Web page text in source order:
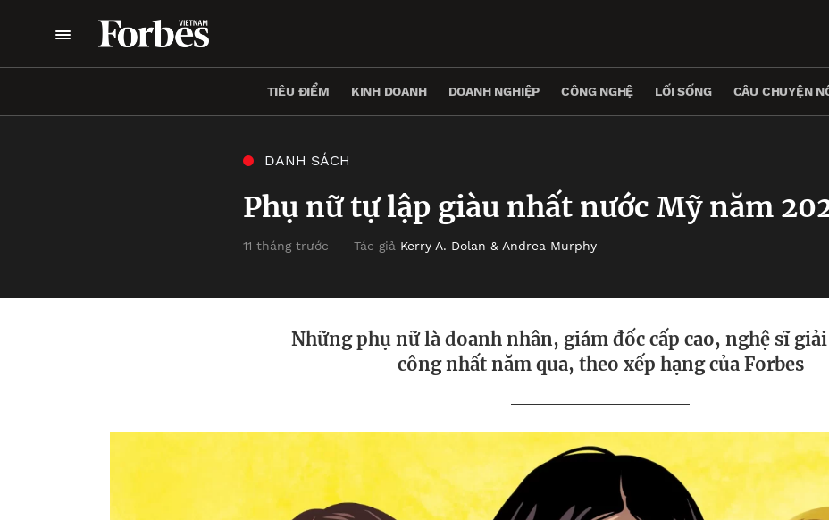
TIÊU ĐIỂM KINH DOANH DOANH NGHIỆP CÔNG NGHỆ LỐI SỐNG CÂU CHUYỆN
DANH SÁCH
Phụ nữ tự lập giàu nhất nước Mỹ năm
11 tháng trước Tác giả Kerry A. Dolan & Andrea Murphy
Những phụ nữ là doanh nhân, giám đốc cấp cao, nghệ sĩ
công nhất năm qua, theo xếp hạng của Forbes